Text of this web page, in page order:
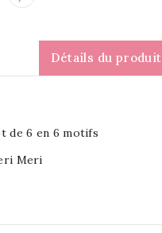
Détails du produit
de 6 en 6 motifs
Meri